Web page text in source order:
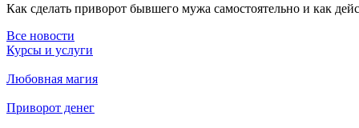
Как сделать приворот бывшего мужа самостоятельно и как
Все новости
Курсы и услуги
Любовная магия
Приворот денег